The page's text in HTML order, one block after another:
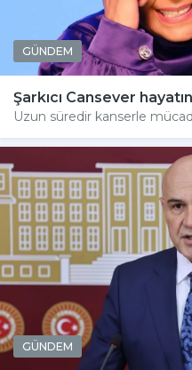
GÜNDEM
Şarkıcı Cansever
Uzun süredir kanserle
GÜNDEM